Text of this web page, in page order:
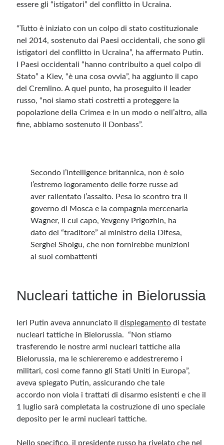
Accedi
Feed dei contenuti
Feed dei commenti
WordPress.org
essere gli “istigatori” del conflitto in Ucraina.
“Tutto è iniziato con un colpo di stato costituzionale
nel 2014, sostenuto dai Paesi occidentali, che sono gli
istigatori del conflitto in Ucraina”, ha affermato Putin.
I Paesi occidentali “hanno contribuito a quel colpo di
Stato” a Kiev, “è una cosa ovvia”, ha aggiunto il capo
del Cremlino. A quel punto, ha proseguito il leader
russo, “noi siamo stati costretti a proteggere la
popolazione della Crimea e in un modo o nell’altro, alla
fine, abbiamo sostenuto il Donbass”.
Secondo l’intelligence britannica, non è solo
l’estremo logoramento delle forze russe ad
aver rallentato l’assalto. Pesa lo scontro tra il
governo di Mosca e la compagnia mercenaria
Wagner, il cui capo, Yevgeny Prigozhin, ha
dato del “traditore” al ministro della Difesa,
Serghei Shoigu, che non fornirebbe munizioni
ai suoi combattenti
Nucleari tattiche in Bielorussia
Ieri Putin aveva annunciato ildispiegamento di testate
nucleari tattiche in Bielorussia. “Non stiamo
trasferendo le nostre armi nucleari tattiche alla
Bielorussia, ma le schiereremo e addestreremo i
militari, così come fanno gli Stati Uniti in Europa”,
aveva spiegato Putin, assicurando che tale
accordo non viola i trattati di disarmo esistenti e che il
1 luglio sarà completata la costruzione di uno speciale
deposito per le armi nucleari tattiche.
Nello specifico, il presidente russo ha rivelato che nel